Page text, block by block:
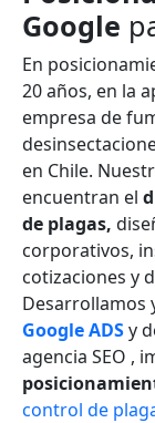
Google
En
20 años, en la
empresa de
en Chile.
encuentran el
de plagas,
corporativos,
cotizaciones y
Desarrollamos
Google ADSy
agencia SEO ,
control de